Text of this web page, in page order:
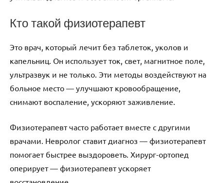
Кто такой физиотерапевт
Это врач, который лечит без таблеток, уколов и
капельниц. Он использует ток, свет, магнитное поле,
ультразвук и не только. Эти методы воздействуют на
больное место — улучшают кровообращение,
снимают воспаление, ускоряют заживление.
Физиотерапевт часто работает вместе с другими
врачами. Невролог ставит диагноз — физиотерапевт
помогает быстрее выздороветь. Хирург-ортопед
оперирует — физиотерапевт ускоряет